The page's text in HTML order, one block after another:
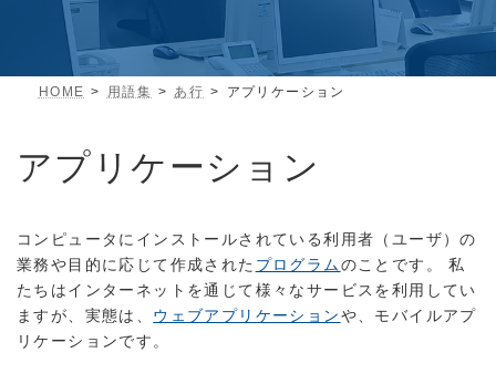
HOME 用語集 あ行 アプリケーション
アプリケーション
コンピュータにインストールされている利用者（ユーザ）の
業務や目的に応じて作成された プログラムのことです。 私
たちはインターネットを通じて様々なサービスを利用してい
ますが、実態は、 ウェブアプリケーションや、モバイルアプ
リケーションです。